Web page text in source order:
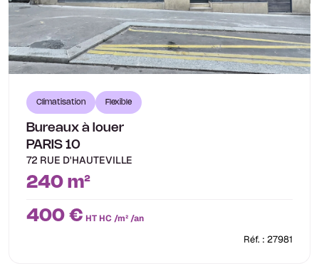
Climatisation Flexible
Bureaux à louer
PARIS 10
72 RUE D'HAUTEVILLE
240 m²
400 € HT HC /m² /an
Réf. : 27981